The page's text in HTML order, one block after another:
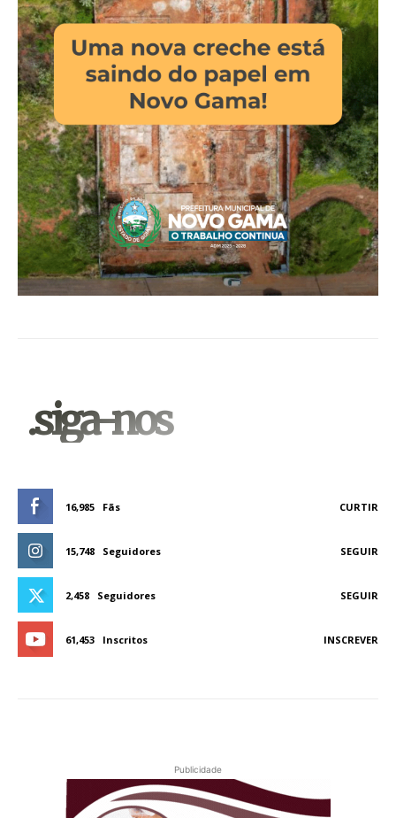
.siga-nos
16,985 Fãs CURTIR
15,748 Seguidores SEGUIR
2,458 Seguidores SEGUIR
61,453 Inscritos INSCREVER
Publicidade